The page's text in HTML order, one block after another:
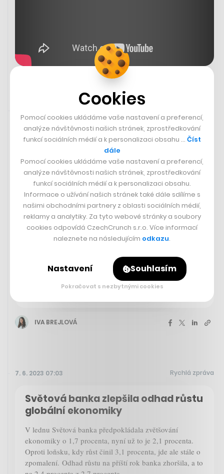
ČVUT uvedlo do provozu nový
jaderný reaktor. Blíží se jaderná
renesance, očekávají tamní
IVA BREJLOVÁ
7. 6. 2023 07:03 Rychlá zpráva
Světová banka zlepšila odhad růstu
globální ekonomiky
V lednu Světová banka předpokládala zvětšování
ekonomiky o 1,7 procenta, nyní už to je 2,1 procenta.
Oproti loňsku, kdy růst činil 3,1 procenta, jde ale stále o
zpomalení. Odhad růstu na příští rok banka zhoršila, a to
Cookies
Pomocí cookies ukládáme vaše nastavení a preferencí,
analýze návštěvnosti našich stránek, zprostředkování
funkcí sociálních médií a k personalizaci obsahu … Číst
dále
Pomocí cookies ukládáme vaše nastavení a preferencí,
analýze návštěvnosti našich stránek, zprostředkování
funkcí sociálních médií a k personalizaci obsahu.
Informace o užívání našich stránek také dále sdílíme s
našimi obchodními partnery z oblasti sociálních médií,
reklamy a analytiky. Za tyto webové stránky a soubory
cookies odpovídá CzechCrunch s.r.o. Více informací
naleznete na následujícím odkazu.
Nastavení Souhlasím
Pokračovat s nezbytnými cookies